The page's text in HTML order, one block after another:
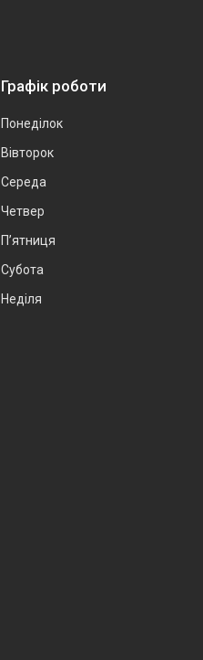
Графік роботи
Понеділок
Вівторок
Середа
Четвер
Пʼятниця
Субота
Неділя